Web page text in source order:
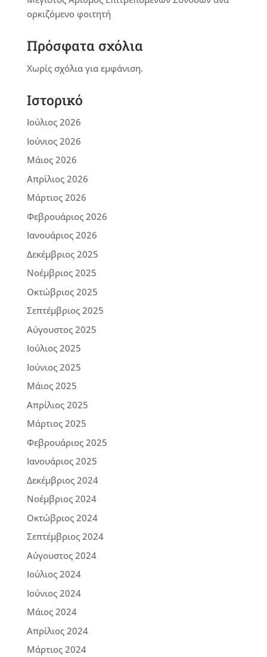
ορκιζόμενο φοιτητή
Πρόσφατα σχόλια
Χωρίς σχόλια για εμφάνιση.
Ιστορικό
Ιούλιος 2026
Ιούνιος 2026
Μάιος 2026
Απρίλιος 2026
Μάρτιος 2026
Φεβρουάριος 2026
Ιανουάριος 2026
Δεκέμβριος 2025
Νοέμβριος 2025
Οκτώβριος 2025
Σεπτέμβριος 2025
Αύγουστος 2025
Ιούλιος 2025
Ιούνιος 2025
Μάιος 2025
Απρίλιος 2025
Μάρτιος 2025
Φεβρουάριος 2025
Ιανουάριος 2025
Δεκέμβριος 2024
Νοέμβριος 2024
Οκτώβριος 2024
Σεπτέμβριος 2024
Αύγουστος 2024
Ιούλιος 2024
Ιούνιος 2024
Μάιος 2024
Απρίλιος 2024
Μάρτιος 2024